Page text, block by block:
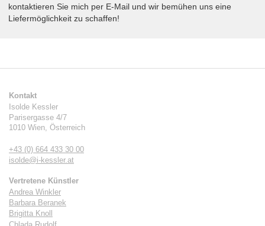
kontaktieren Sie mich per E-Mail und wir bemühen uns eine
Liefermöglichkeit zu schaffen!
Kontakt
Isolde Kessler
Parisergasse 4/7
1010 Wien, Österreich
+43 (0) 664 433 30 00
isolde@i-kessler.at
Vertretene Künstler
Andrea Winkler
Barbara Beranek
Brigitta Knoll